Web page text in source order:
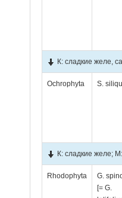
К: сладкие желе,
Ochrophyta S.
К: сладкие желе;
Rhodophyta
G.
[= G.